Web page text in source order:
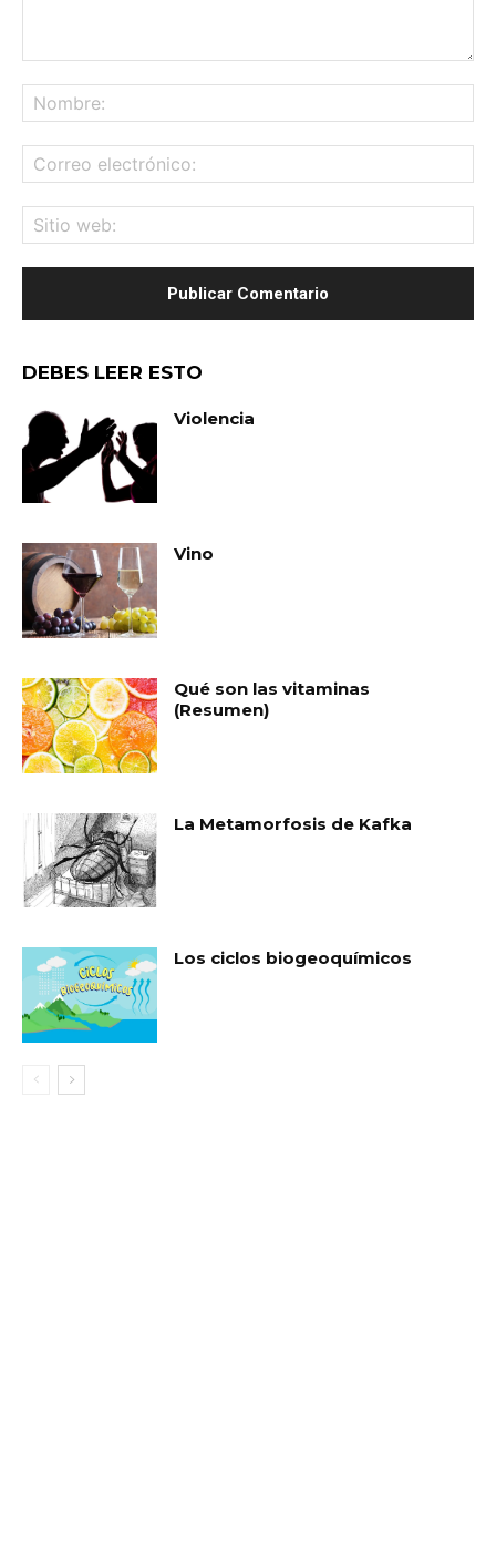
DEBES LEER ESTO
Violencia
Vino
Qué son las vitaminas
(Resumen)
La Metamorfosis de Kafka
Los ciclos biogeoquímicos